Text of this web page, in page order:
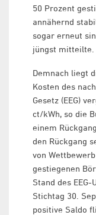
50 Prozent
annähernd
sogar erneut
jüngst mitteilte.
Demnach liegt
Kosten des
Gesetz (EEG)
ct/kWh, so die
einem
den Rückgang
von
gestiegenen
Stand des
Stichtag 30.
positive Saldo